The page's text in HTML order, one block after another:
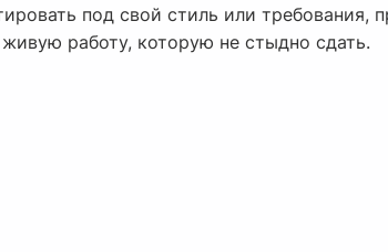
под свой стиль или требования,
работу, которую не стыдно сдать.